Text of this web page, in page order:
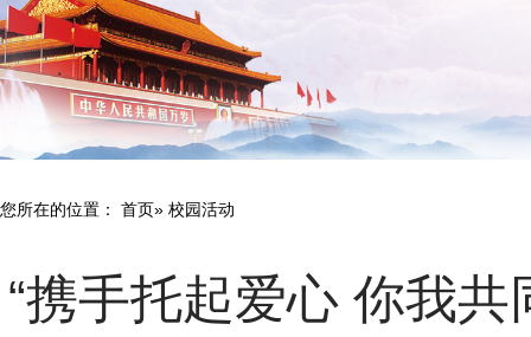
您所在的位置： 首页» 校园活动
“携手托起爱心 你我